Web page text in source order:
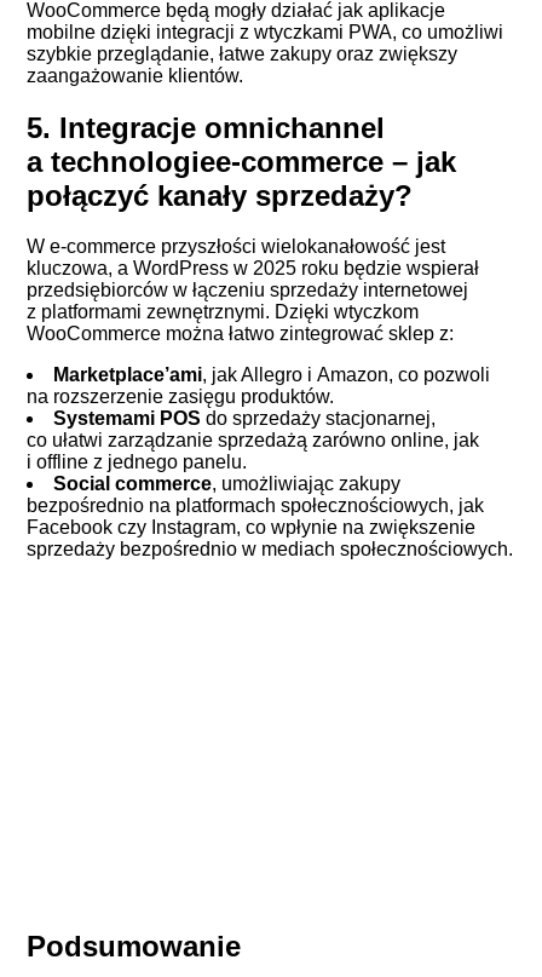
WooCommerce będą mogły działać jak aplikacje
mobilne dzięki integracji z wtyczkami PWA, co umożliwi
szybkie przeglądanie, łatwe zakupy oraz zwiększy
zaangażowanie klientów.
5. Integracje omnichannel
a technologiee-commerce – jak
połączyć kanały sprzedaży?
W e-commerce przyszłości wielokanałowość jest
kluczowa, a WordPress w 2025 roku będzie wspierał
przedsiębiorców w łączeniu sprzedaży internetowej
z platformami zewnętrznymi. Dzięki wtyczkom
WooCommerce można łatwo zintegrować sklep z:
Marketplace’ami, jak Allegro i Amazon, co pozwoli
na rozszerzenie zasięgu produktów.
Systemami POS do sprzedaży stacjonarnej,
co ułatwi zarządzanie sprzedażą zarówno online, jak
i offline z jednego panelu.
Social commerce, umożliwiając zakupy
bezpośrednio na platformach społecznościowych, jak
Facebook czy Instagram, co wpłynie na zwiększenie
sprzedaży bezpośrednio w mediach społecznościowych.
Podsumowanie